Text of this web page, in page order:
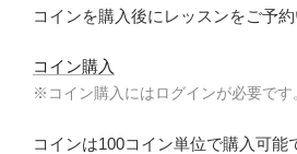
コインを購入後にレッスンをご予約
コイン購入
※コイン購入にはログインが必要です
コインは100コイン単位で購入可能